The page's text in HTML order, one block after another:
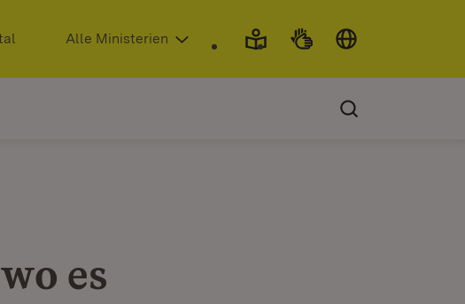
(Öffnet in neuem Fenster)
Alle Ministerien
es